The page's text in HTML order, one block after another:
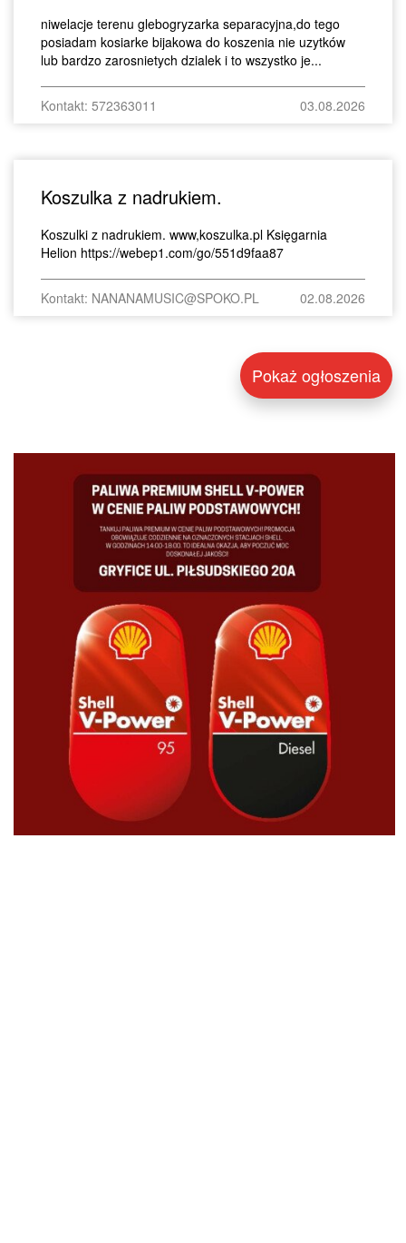
niwelacje terenu glebogryzarka separacyjna,do tego
posiadam kosiarke bijakowa do koszenia nie uzytków
lub bardzo zarosnietych dzialek i to wszystko je...
Kontakt: 572363011 03.08.2026
Koszulka z nadrukiem.
Koszulki z nadrukiem. www,koszulka.pl Księgarnia
Helion https://webep1.com/go/551d9faa87
Kontakt: NANANAMUSIC@SPOKO.PL 02.08.2026
Pokaż ogłoszenia